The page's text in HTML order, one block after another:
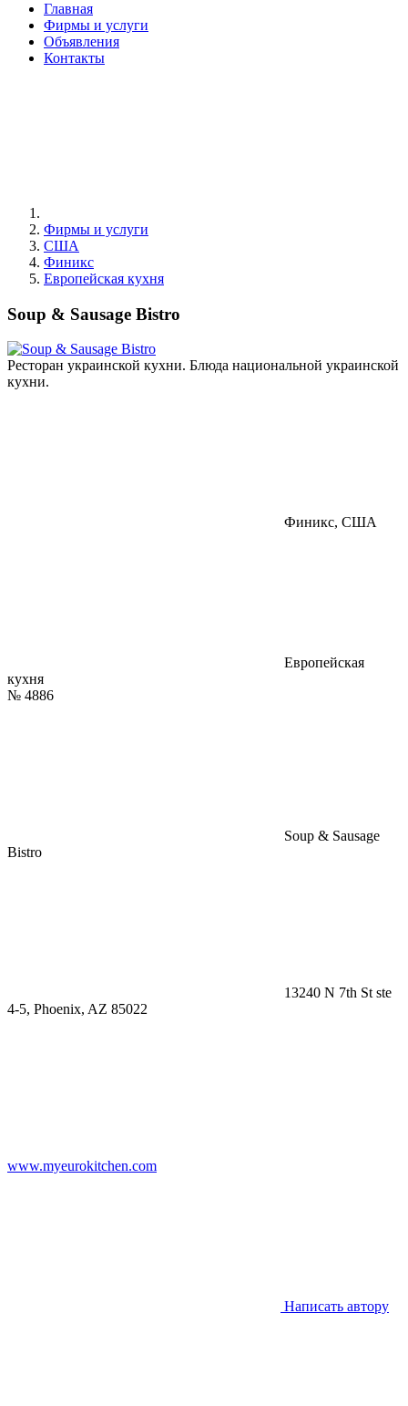
Главная
Фирмы и услуги
Объявления
Контакты
Фирмы и услуги
США
Финикс
Европейская кухня
Soup & Sausage Bistro
Ресторан украинской кухни. Блюда национальной украинской
кухни.
Финикс, США
Европейская
кухня
№ 4886
Soup & Sausage
Bistro
13240 N 7th St ste
4-5, Phoenix, AZ 85022
www.myeurokitchen.com
Написать автору